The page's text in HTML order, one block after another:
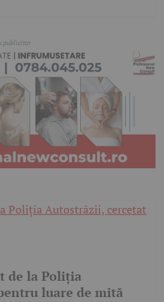
de la Poliția
luare de mită